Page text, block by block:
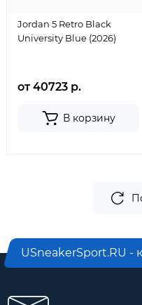
Jordan 5 Retro Black
University Blue (2026)
от 40723 р.
В корзину
USneakerSport.RU -